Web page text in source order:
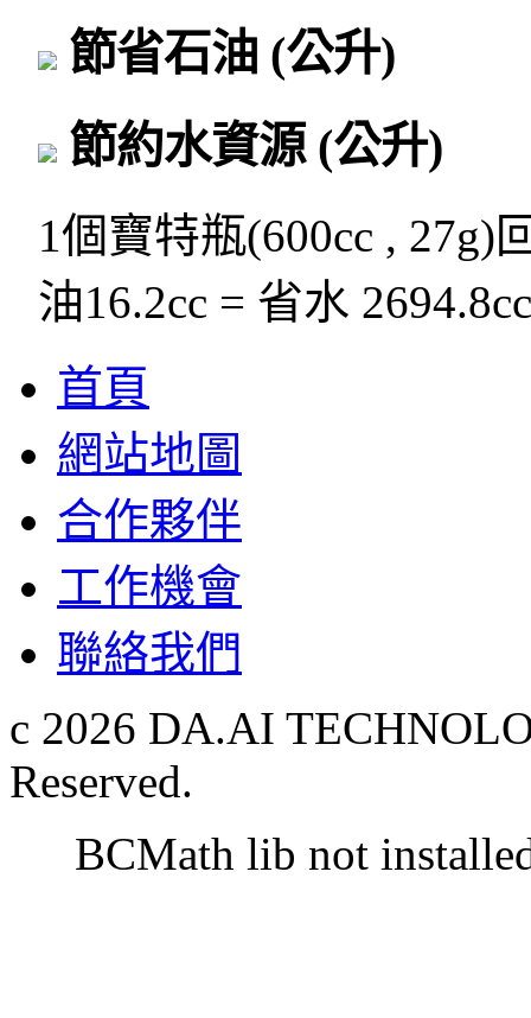
節省石油 (公升)
節約水資源 (公升)
1個寶特瓶(600cc , 27g)
油16.2cc = 省水
首頁
網站地圖
合作夥伴
工作機會
聯絡我們
c 2026 DA.AI
Reserved.
BCMath lib not